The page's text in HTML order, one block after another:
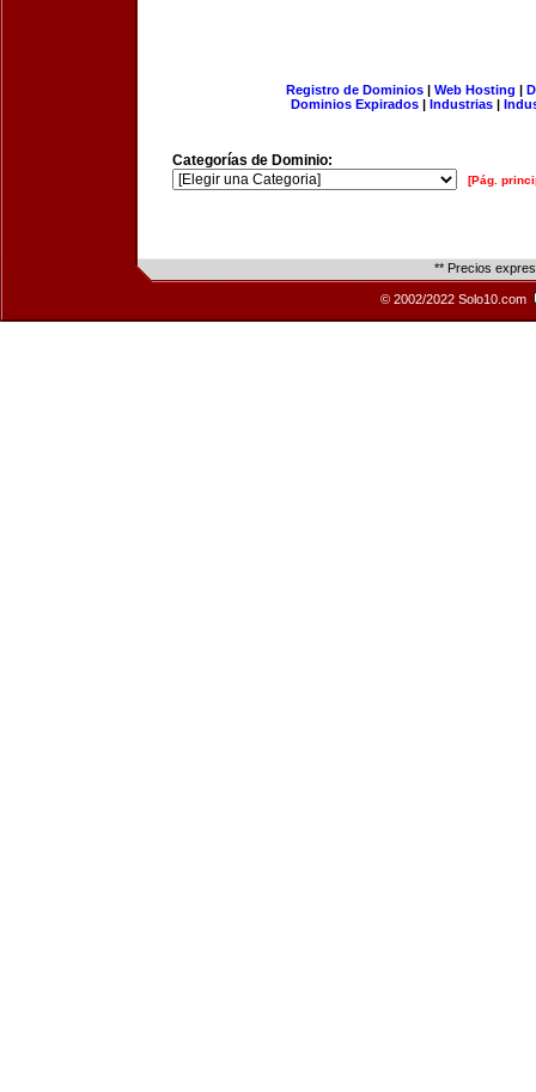
Registro de Dominios| Web Hosting |
Dominios Expirados | Industrias |
Categorías de Dominio:
[Pág.
** Precios
© 2002/2022 Solo10.com